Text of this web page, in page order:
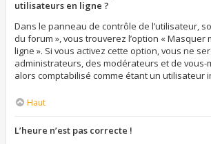
utilisateurs en ligne ?
Dans le panneau de contrôle de l’utilisateur,
du forum », vous trouverez l’option « Masquer
ligne ». Si vous activez cette option, vous ne
administrateurs, des modérateurs et de vous-
alors comptabilisé comme étant un utilisateur
Haut
L’heure n’est pas correcte !